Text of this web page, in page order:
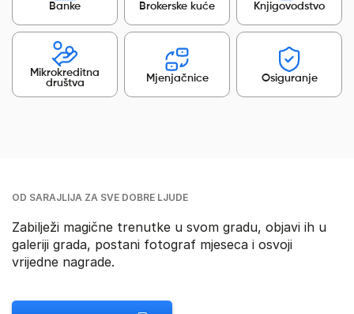
Banke Brokerske kuće Knjigovodstvo
Mikrokreditna
društva
Mjenjačnice Osiguranje
OD SARAJLIJA ZA SVE DOBRE LJUDE
Zabilježi magične trenutke u svom gradu, objavi ih u
galeriji grada, postani fotograf mjeseca i osvoji
vrijedne nagrade.